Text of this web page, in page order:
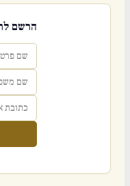
הרשם